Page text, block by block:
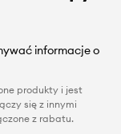
informacje o
produkty i jest
się z innymi
z rabatu.